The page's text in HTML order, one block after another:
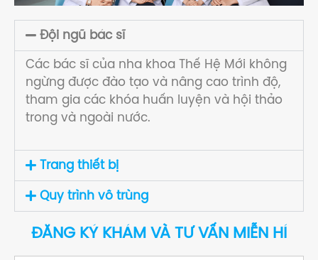
Đội ngũ bác sĩ
Các bác sĩ của nha khoa Thế Hệ Mới không
ngừng được đào tạo và nâng cao trình độ,
tham gia các khóa huấn luyện và hội thảo
trong và ngoài nước.
Trang thiết bị
Quy trình vô trùng
ĐĂNG KÝ KHÁM VÀ TƯ VẤN MIỄN HÍ